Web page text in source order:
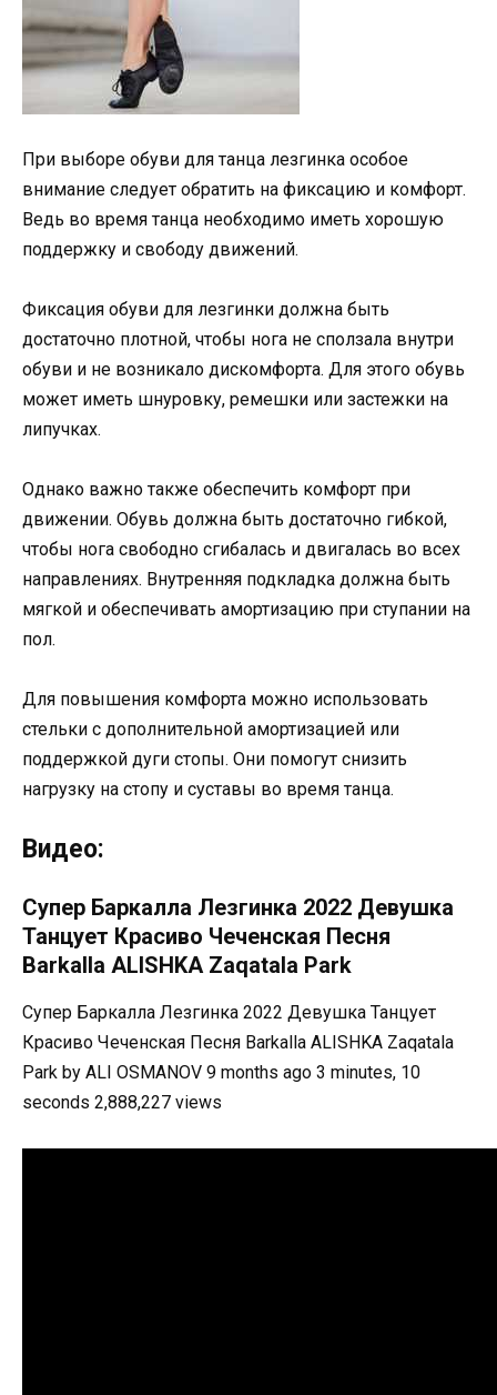
При выборе обуви для танца лезгинка особое
внимание следует обратить на фиксацию и комфорт.
Ведь во время танца необходимо иметь хорошую
поддержку и свободу движений.
Фиксация обуви для лезгинки должна быть
достаточно плотной, чтобы нога не сползала внутри
обуви и не возникало дискомфорта. Для этого обувь
может иметь шнуровку, ремешки или застежки на
липучках.
Однако важно также обеспечить комфорт при
движении. Обувь должна быть достаточно гибкой,
чтобы нога свободно сгибалась и двигалась во всех
направлениях. Внутренняя подкладка должна быть
мягкой и обеспечивать амортизацию при ступании на
пол.
Для повышения комфорта можно использовать
стельки с дополнительной амортизацией или
поддержкой дуги стопы. Они помогут снизить
нагрузку на стопу и суставы во время танца.
Видео:
Супер Баркалла Лезгинка 2022 Девушка
Танцует Красиво Чеченская Песня
Barkalla ALISHKA Zaqatala Park
Супер Баркалла Лезгинка 2022 Девушка Танцует
Красиво Чеченская Песня Barkalla ALISHKA Zaqatala
Park by ALI OSMANOV 9 months ago 3 minutes, 10
seconds 2,888,227 views